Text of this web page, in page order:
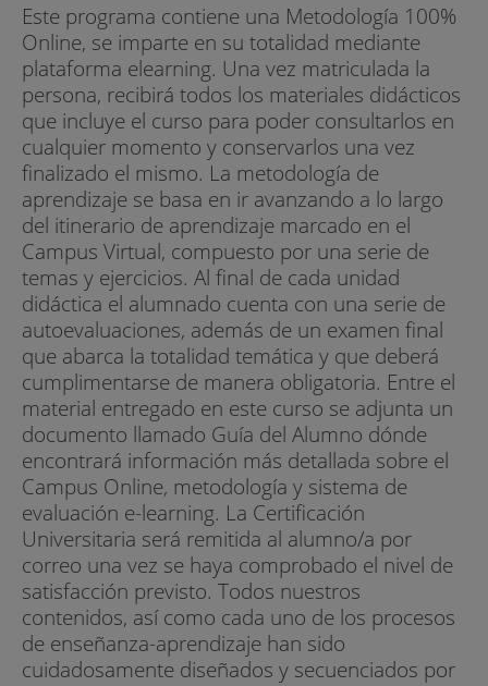
Este programa contiene una Metodología 100%
Online, se imparte en su totalidad mediante
plataforma elearning. Una vez matriculada la
persona, recibirá todos los materiales didácticos
que incluye el curso para poder consultarlos en
cualquier momento y conservarlos una vez
finalizado el mismo. La metodología de
aprendizaje se basa en ir avanzando a lo largo
del itinerario de aprendizaje marcado en el
Campus Virtual, compuesto por una serie de
temas y ejercicios. Al final de cada unidad
didáctica el alumnado cuenta con una serie de
autoevaluaciones, además de un examen final
que abarca la totalidad temática y que deberá
cumplimentarse de manera obligatoria. Entre el
material entregado en este curso se adjunta un
documento llamado Guía del Alumno dónde
encontrará información más detallada sobre el
Campus Online, metodología y sistema de
evaluación e-learning. La Certificación
Universitaria será remitida al alumno/a por
correo una vez se haya comprobado el nivel de
satisfacción previsto. Todos nuestros
contenidos, así como cada uno de los procesos
de enseñanza-aprendizaje han sido
cuidadosamente diseñados y secuenciados por